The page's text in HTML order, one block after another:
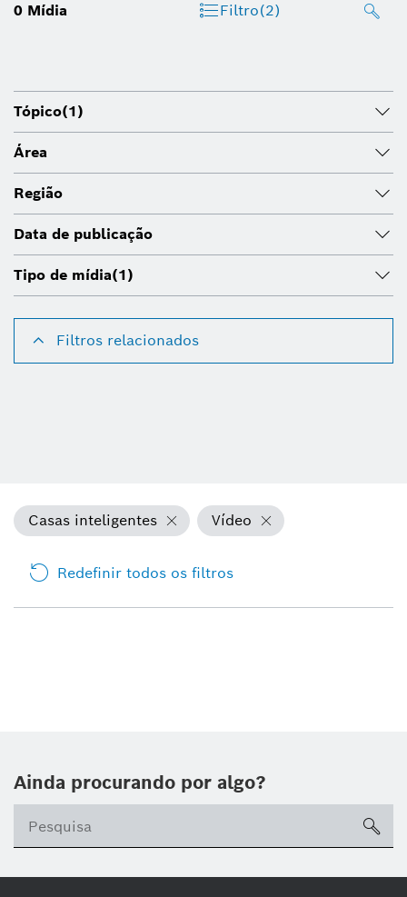
0 Mídia Filtro(2)
Tópico(1)
Área
Região
Data de publicação
Tipo de mídia(1)
Filtros relacionados
Casas inteligentes Vídeo
Redefinir todos os filtros
Ainda procurando por algo?